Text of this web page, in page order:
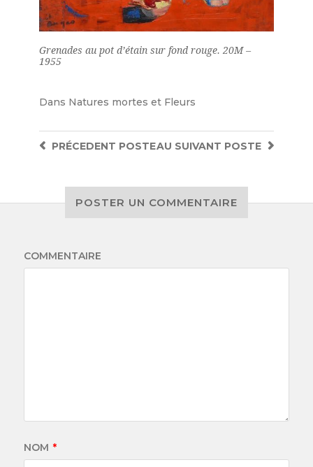
Grenades au pot d’étain sur fond rouge. 20M –
1955
Dans Natures mortes et Fleurs
AU SUIVANT POSTE
PRÉCEDENT POSTE
POSTER UN COMMENTAIRE
COMMENTAIRE
NOM *